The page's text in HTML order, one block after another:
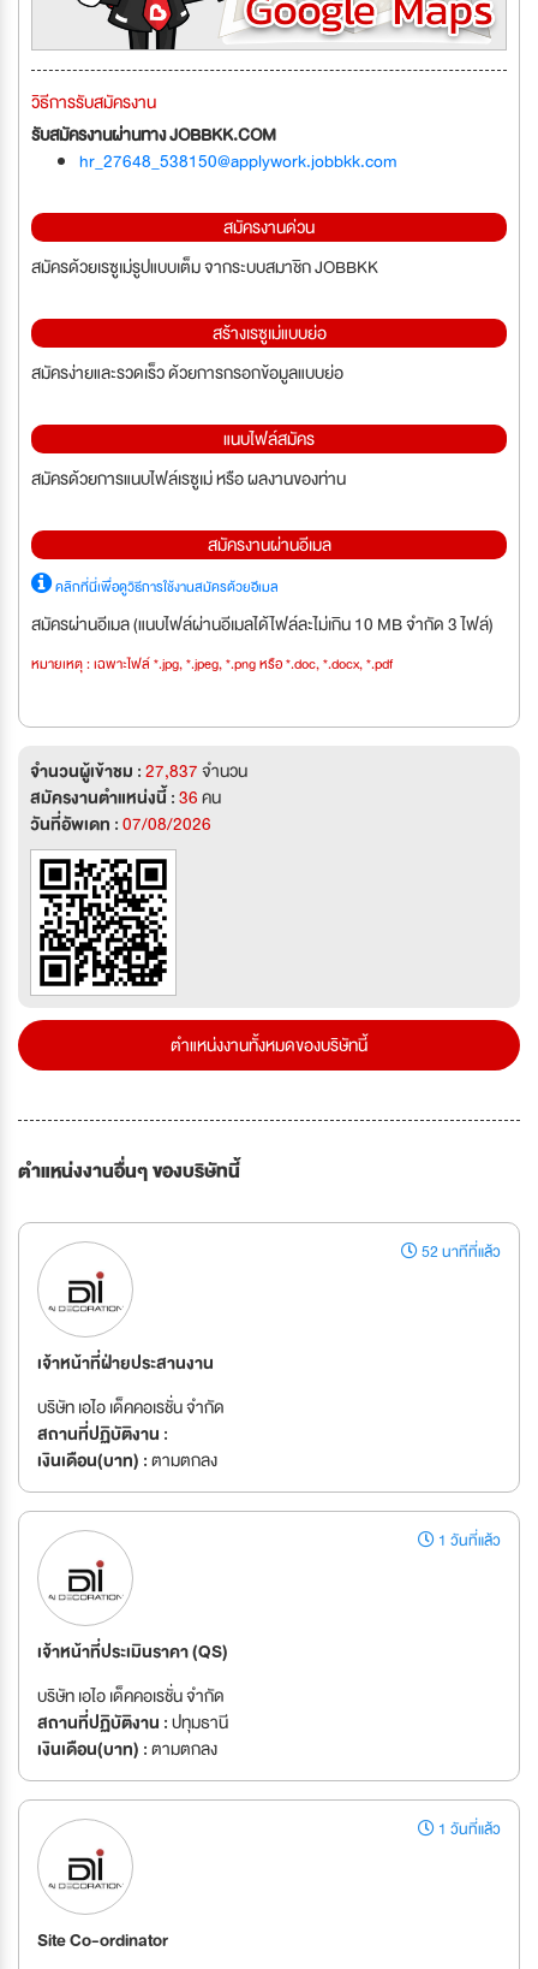
วิธีการรับสมัครงาน
รับสมัครงานผ่านทาง JOBBKK.COM
hr_27648_538150@applywork.jobbkk.com
สมัครงานด่วน
สมัครด้วยเรซูเม่รูปแบบเต็ม จากระบบสมาชิก JOBBKK
สร้างเรซูเม่แบบย่อ
สมัครง่ายและรวดเร็ว ด้วยการกรอกข้อมูลแบบย่อ
แนบไฟล์สมัคร
สมัครด้วยการแนบไฟล์เรซูเม่ หรือ ผลงานของท่าน
สมัครงานผ่านอีเมล
คลิกที่นี่เพื่อดูวิธีการใช้งานสมัครด้วยอีเมล
สมัครผ่านอีเมล (แนบไฟล์ผ่านอีเมลได้ไฟล์ละไม่เกิน 10 MB จำกัด 3 ไฟล์)
หมายเหตุ : เฉพาะไฟล์ *.jpg, *.jpeg, *.png หรือ *.doc, *.docx, *.pdf
จำนวนผู้เข้าชม :27,837จำนวน
สมัครงานตำแหน่งนี้ :36คน
วันที่อัพเดท :07/08/2026
ตำแหน่งงานทั้งหมดของบริษัทนี้
ตำแหน่งงานอื่นๆ ของบริษัทนี้
52 นาทีที่แล้ว
เจ้าหน้าที่ฝ่ายประสานงาน
บริษัท เอไอ เด็คคอเรชั่น จำกัด
สถานที่ปฏิบัติงาน :
เงินเดือน(บาท) :ตามตกลง
1 วันที่แล้ว
เจ้าหน้าที่ประเมินราคา (QS)
บริษัท เอไอ เด็คคอเรชั่น จำกัด
สถานที่ปฏิบัติงาน :ปทุมธานี
เงินเดือน(บาท) :ตามตกลง
1 วันที่แล้ว
Site Co-ordinator